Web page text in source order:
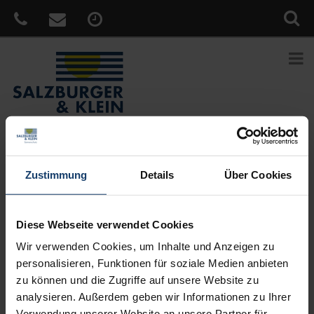
Zustimmung Details Über Cookies
Diese Webseite verwendet Cookies
Wir verwenden Cookies, um Inhalte und Anzeigen zu
personalisieren, Funktionen für soziale Medien anbieten
zu können und die Zugriffe auf unsere Website zu
analysieren. Außerdem geben wir Informationen zu Ihrer
Sie sind hier:Home »Einfach mal lüften, ohne lästige
Insekten in der Wohnung?
Veröffentlicht
23. März 2018
Insekten in der Wohnung?
Insektenschutz von WAREMA macht jeden Raum zur
insektenfreien Zone – wirkungsvoll, elegant und komfortabel. Die